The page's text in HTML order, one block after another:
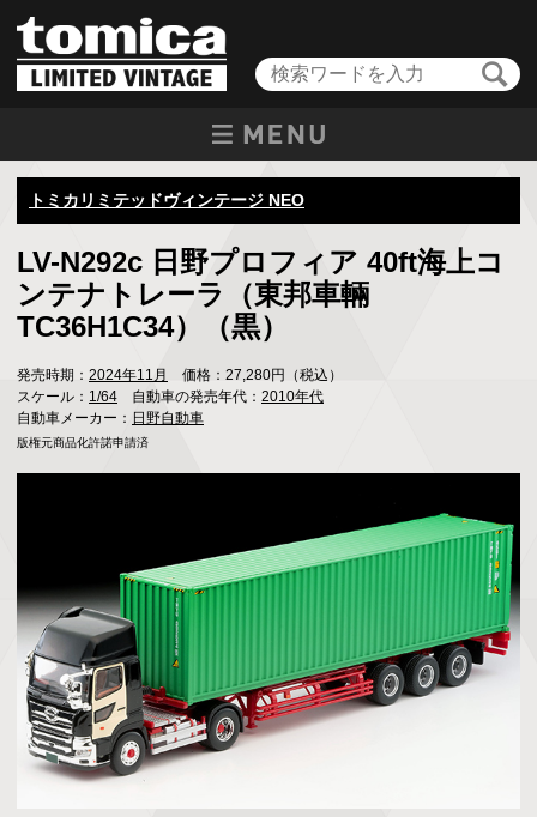
トミカリミテッドヴィンテージ NEO
LV-N292c 日野プロフィア 40ft海上コ
ンテナトレーラ（東邦車輛
TC36H1C34）（黒）
発売時期： 2024年11月
価格：27,280円（税込）
スケール： 1/64 自動車の発売年代： 2010年代
自動車メーカー： 日野自動車
版権元商品化許諾申請済